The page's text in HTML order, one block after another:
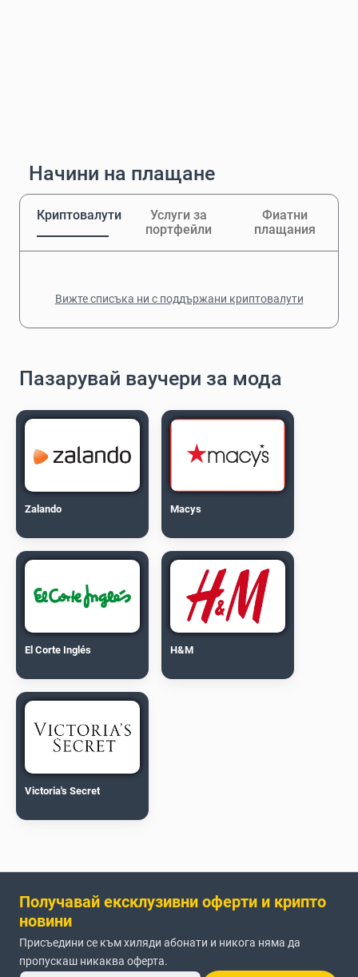
Начини на плащане
Криптовалути
Услуги за
портфейли
Фиатни
плащания
Вижте списъка ни с поддържани криптовалути
Пазарувай ваучери за мода
Zalando Macys
El Corte Inglés H&M
Victoria's Secret
Получавай ексклузивни оферти и крипто
новини
Присъедини се към хиляди абонати и никога няма да
пропускаш никаква оферта.